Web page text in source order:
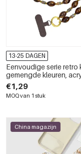
13-25 DAGEN
Eenvoudige serie retro
gemengde kleuren,
telefoonketting
€1,29
MOQ van 1 stuk
China magazijn